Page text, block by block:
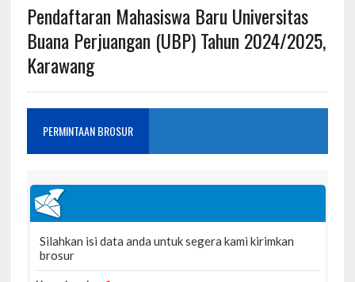
Pendaftaran Mahasiswa Baru Universitas
Buana Perjuangan (UBP) Tahun 2024/2025,
Karawang
PERMINTAAN BROSUR